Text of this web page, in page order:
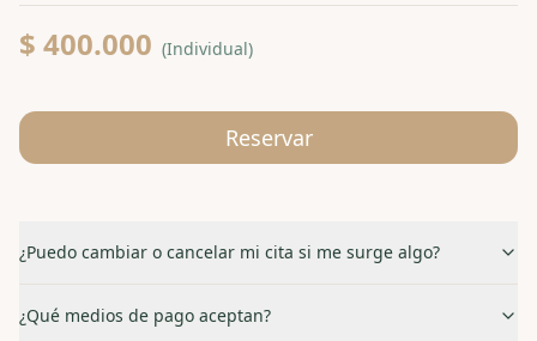
$ 400.000 (Individual)
Reservar
¿Puedo cambiar o cancelar mi cita si me surge algo?
¿Qué medios de pago aceptan?